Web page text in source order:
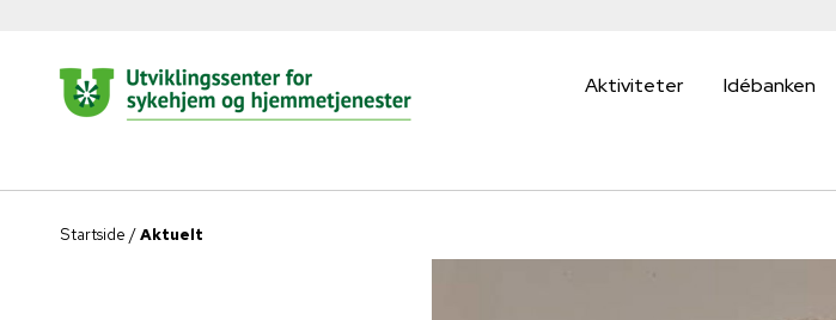
Aktiviteter Idébanken
Startside /Aktuelt